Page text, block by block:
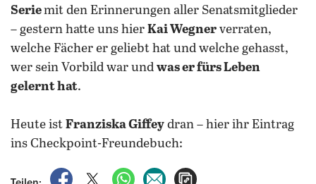
Seriemit den Erinnerungen aller Senatsmitglieder
– gestern hatte uns hier Kai Wegner verraten,
welche Fächer er geliebt hat und welche gehasst,
wer sein Vorbild war und was er fürs Leben
gelernt hat.
Heute ist Franziska Giffey dran – hier ihr Eintrag
ins Checkpoint-Freundebuch:
auf Facebook teilen
auf X teilenper WhatsApp teilen
per E-Mail teilen